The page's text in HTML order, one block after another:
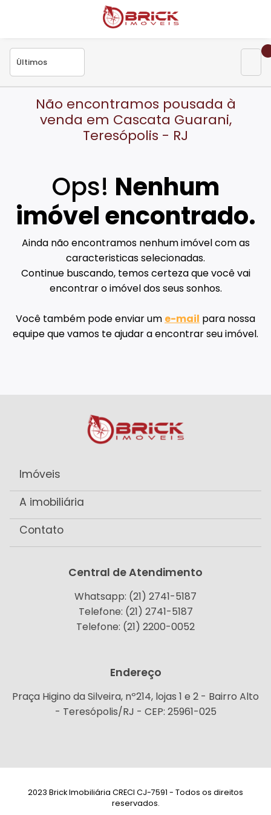
Não encontramos pousada à
venda em Cascata Guarani,
Teresópolis - RJ
Ops! Nenhum
imóvel encontrado.
Ainda não encontramos nenhum imóvel com as
caracteristicas selecionadas.
Continue buscando, temos certeza que você vai
encontrar o imóvel dos seus sonhos.
Você também pode enviar um e-mail para nossa
equipe que vamos te ajudar a encontrar seu imóvel.
Imóveis
A imobiliária
Contato
Central de Atendimento
Whatsapp: (21) 2741-5187
Telefone: (21) 2741-5187
Telefone: (21) 2200-0052
Endereço
Praça Higino da Silveira, nº214, lojas 1 e 2 - Bairro Alto
- Teresópolis/RJ - CEP: 25961-025
2023 Brick Imobiliária CRECI CJ-7591 - Todos os direitos
reservados.